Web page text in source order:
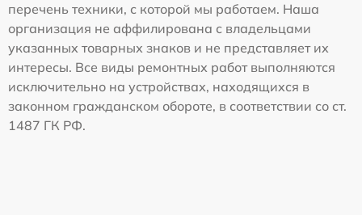
перечень техники, с которой мы работаем. Наша
организация не аффилирована с владельцами
указанных товарных знаков и не представляет их
интересы. Все виды ремонтных работ выполняются
исключительно на устройствах, находящихся в
законном гражданском обороте, в соответствии со ст.
1487 ГК РФ.